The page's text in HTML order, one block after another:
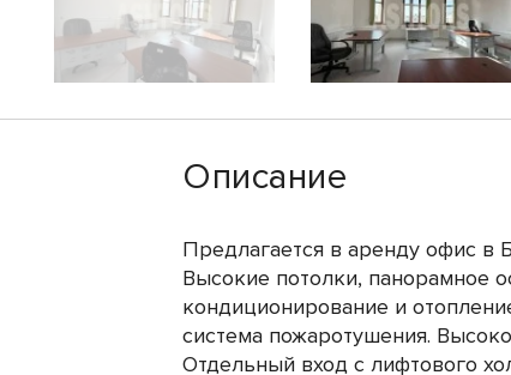
Описание
Предлагается в аренду офис
Высокие потолки, панорамное
кондиционирование и
система пожаротушения.
Отдельный вход с лифтового